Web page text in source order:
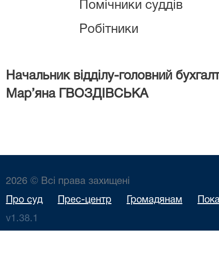
Помічники суддів
Робітники
Начальник відділу-
Мар’яна ГВОЗДІВСЬКА
2026 © Всі права захищені
Про суд Прес-центр Громадянам
v1.38.1